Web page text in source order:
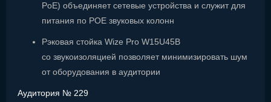
PoE) объединяет сетевые устройства и служит для
питания по POE звуковых колонн
Рэковая стойка Wize Pro W15U45B
со звукоизоляцией позволяет минимизировать шум
от оборудования в аудитории
Аудитория № 229